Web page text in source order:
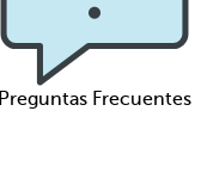
Preguntas Frecuentes